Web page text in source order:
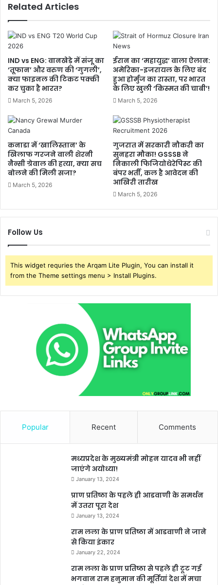
Related Articles
IND vs ENG: वानखेड़े में संजू का
‘तूफान’ और वरुण की ‘गुगली’,
क्या फाइनल की टिकट पक्की
कर चुका है भारत?
March 5, 2026
ईरान का ‘महायुद्ध’ वाला ऐलान:
अमेरिका-इजरायल के लिए बंद
हुआ होर्मुज का रास्ता, पर भारत
के लिए खुली ‘किस्मत की चाबी’!
March 5, 2026
कनाडा में ‘खालिस्तान’ के
खिलाफ गरजने वाली शेरनी
नैन्सी ग्रेवाल की हत्या, क्या सच
बोलने की मिली सजा?
March 5, 2026
गुजरात में सरकारी नौकरी का
सुनहरा मौका! GSSSB ने
निकाली फिजियोथेरेपिस्ट की
बंपर भर्ती, कल है आवेदन की
आखिरी तारीख
March 5, 2026
Follow Us
This widget requries the Arqam Lite Plugin, You can install it
from the Theme settings menu > Install Plugins.
Popular Recent Comments
मध्यप्रदेश के मुख्यमंत्री मोहन यादव भी नहीं
जाएंगे अयोध्या!
January 13, 2024
प्राण प्रतिष्ठा के पहले ही आडवाणी के समर्थन
में उतरा पूरा देश
January 13, 2024
राम लला के प्राण प्रतिष्ठा में आडवाणी ने जाने
से किया इंकार
January 22, 2024
राम लला के प्राण प्रतिष्ठा से पहले ही टूट गई
भगवान राम हनुमान की मूर्तियां देश में मचा